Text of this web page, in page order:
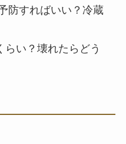
防すればいい？冷蔵
い？壊れたらどう